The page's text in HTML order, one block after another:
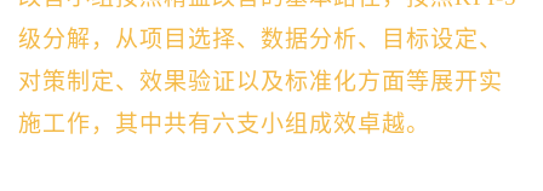
级分解，从项目选择、数据分析、目标设定、
对策制定、效果验证以及标准化方面等展开实
施工作，其中共有六支小组成效卓越。